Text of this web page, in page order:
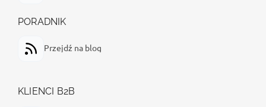
PORADNIK
Przejdź na blog
KLIENCI B2B